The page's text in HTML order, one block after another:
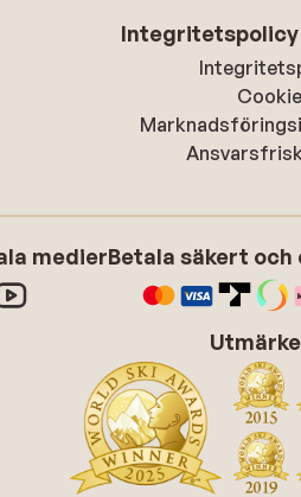
Integritetspolicy
medierBetala säkert och